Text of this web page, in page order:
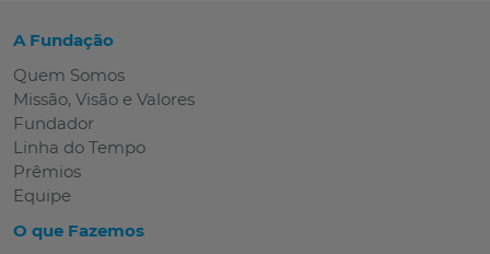
A Fundação
Quem Somos
Missão, Visão e Valores
Fundador
Linha do Tempo
Prêmios
Equipe
O que Fazemos